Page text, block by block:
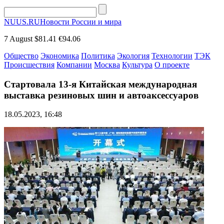
NUUS.RUНовости России и мира
7 August $81.41 €94.06
Общество Экономика Политика Экология Технологии ТЭК
Происшествия Компании Москва Культура О проекте
Стартовала 13-я Китайская международная
выставка резиновых шин и автоаксессуаров
18.05.2023, 16:48